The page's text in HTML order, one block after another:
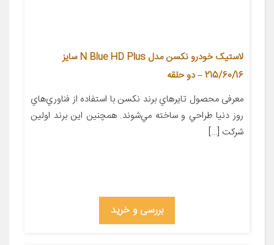
لاستیک خودرو نکسن مدل N Blue HD Plus سایز
215/60/16 – دو حلقه
معرفی محصول تايرهاي برند نکسن با استفاده از فناوري‌هاي
روز دنيا طراحي و ساخته مي‌شوند. همچنين اين برند اولين
شرکت […]
بررسی و خرید